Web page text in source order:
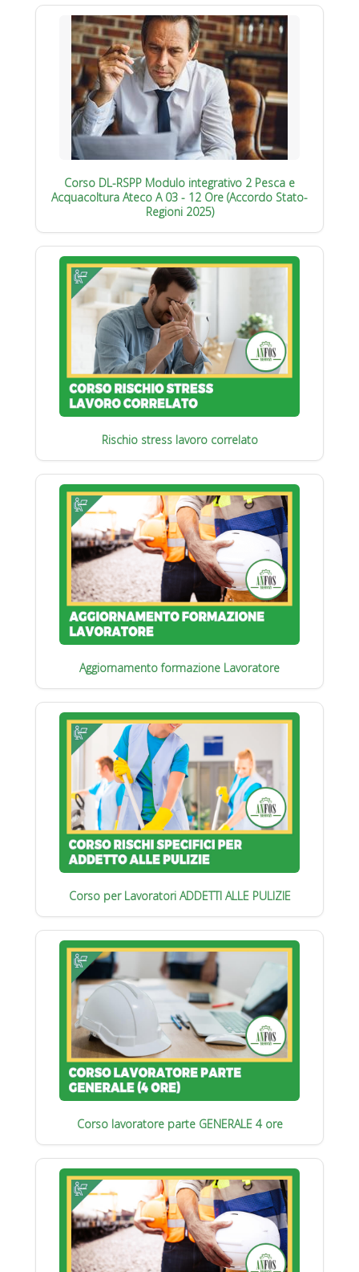
Corso DL-RSPP Modulo integrativo 2 Pesca e
Acquacoltura Ateco A 03 - 12 Ore (Accordo Stato-
Regioni 2025)
Rischio stress lavoro correlato
Aggiornamento formazione Lavoratore
Corso per Lavoratori ADDETTI ALLE PULIZIE
Corso lavoratore parte GENERALE 4 ore